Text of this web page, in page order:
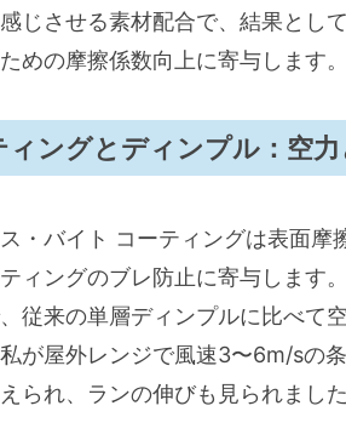
じさせる素材配合で、結果とし
めの摩擦係数向上に寄与します。
ィングとディンプル：空
・バイト コーティングは表面摩
ィングのブレ防止に寄与します
従来の単層ディンプルに比べて
が屋外レンジで風速3〜6m/sの
られ、ランの伸びも見られまし